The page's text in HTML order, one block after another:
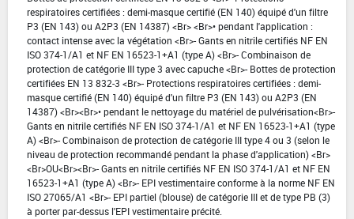
respiratoires certifiées : demi-masque certifié (EN 140) équipé d'un filtre
P3 (EN 143) ou A2P3 (EN 14387) <Br> <Br>• pendant l'application :
contact intense avec la végétation <Br>- Gants en nitrile certifiés NF EN
ISO 374-1/A1 et NF EN 16523-1+A1 (type A) <Br>- Combinaison de
protection de catégorie III type 3 avec capuche <Br>- Bottes de protection
certifiées EN 13 832-3 <Br>- Protections respiratoires certifiées : demi-
masque certifié (EN 140) équipé d'un filtre P3 (EN 143) ou A2P3 (EN
14387) <Br><Br>• pendant le nettoyage du matériel de pulvérisation<Br>-
Gants en nitrile certifiés NF EN ISO 374-1/A1 et NF EN 16523-1+A1 (type
A) <Br>- Combinaison de protection de catégorie III type 4 ou 3 (selon le
niveau de protection recommandé pendant la phase d'application) <Br>
<Br>OU<Br><Br>- Gants en nitrile certifiés NF EN ISO 374-1/A1 et NF EN
16523-1+A1 (type A) <Br>- EPI vestimentaire conforme à la norme NF EN
ISO 27065/A1 <Br>- EPI partiel (blouse) de catégorie III et de type PB (3)
à porter par-dessus l'EPI vestimentaire précité.